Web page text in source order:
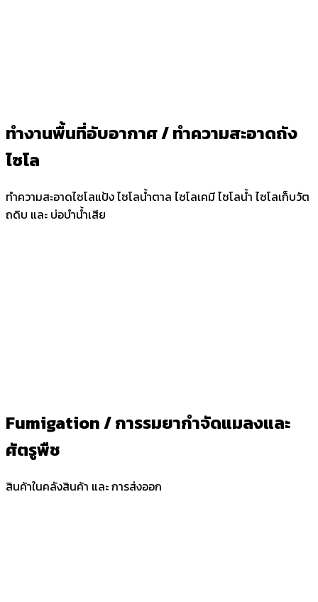
ทำงานพื้นที่อับอากาศ / ทำความสะอาดถัง
ไซโล
ทำความสะอาดไซโลแป้ง ไซโลน้ำตาล ไซโลเคมี ไซโลน้ำ ไซโลเก็บวัต
ถดิบ และ บ่อบำน้ำเสีย
Fumigation / การรมยากำจัดแมลงและ
ศัตรูพืช
สินค้าในคลังสินค้า และ การส่งออก